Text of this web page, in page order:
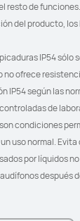
y
resto de
del producto, los
IP54 sólo
ofrece
según las
de
condiciones
uso normal.
por líquidos
después